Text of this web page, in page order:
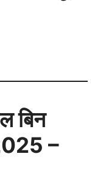
बिन
–